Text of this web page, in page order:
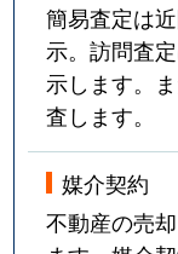
簡易査定は
示。訪問査
示します。
査します。
媒介契約
不動産の売